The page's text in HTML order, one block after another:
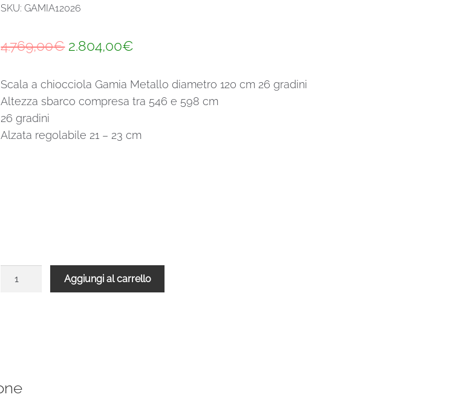
SKU: GAMIA12026
4.769,00€ Il
originale
era:
4.769,00€.
2.804,00€
attuale
è:
2.804,00€.
Scala a chiocciola Gamia Metallo diametro 120 cm 26 gradini
Altezza sbarco compresa tra 546 e 598 cm
26 gradini
Alzata regolabile 21 – 23 cm
26
Aggiungi al carrello